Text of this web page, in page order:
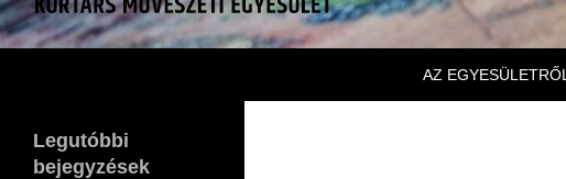
AZ EGYESÜLETRŐL
Legutóbbi
bejegyzések